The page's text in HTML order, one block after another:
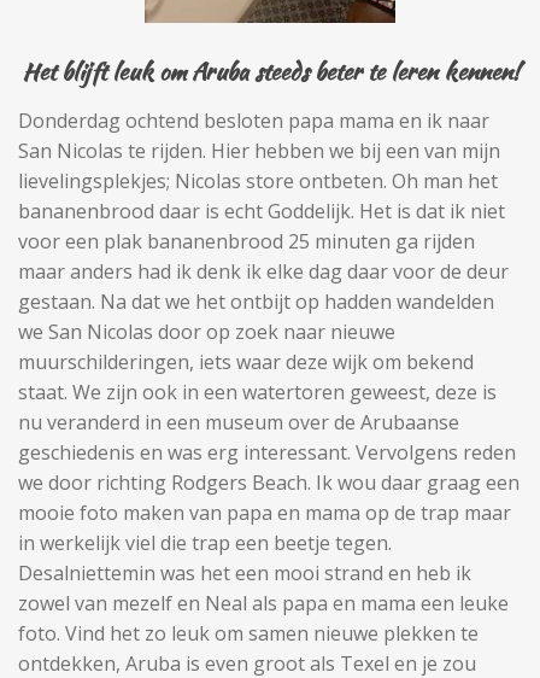
Het blijft leuk om Aruba steeds beter te leren kennen!
Donderdag ochtend besloten papa mama en ik naar
San Nicolas te rijden. Hier hebben we bij een van mijn
lievelingsplekjes; Nicolas store ontbeten. Oh man het
bananenbrood daar is echt Goddelijk. Het is dat ik niet
voor een plak bananenbrood 25 minuten ga rijden
maar anders had ik denk ik elke dag daar voor de deur
gestaan. Na dat we het ontbijt op hadden wandelden
we San Nicolas door op zoek naar nieuwe
muurschilderingen, iets waar deze wijk om bekend
staat. We zijn ook in een watertoren geweest, deze is
nu veranderd in een museum over de Arubaanse
geschiedenis en was erg interessant. Vervolgens reden
we door richting Rodgers Beach. Ik wou daar graag een
mooie foto maken van papa en mama op de trap maar
in werkelijk viel die trap een beetje tegen.
Desalniettemin was het een mooi strand en heb ik
zowel van mezelf en Neal als papa en mama een leuke
foto. Vind het zo leuk om samen nieuwe plekken te
ontdekken, Aruba is even groot als Texel en je zou